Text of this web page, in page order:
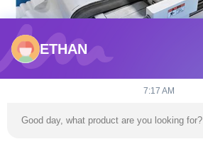
ETHAN
7:17 AM
Good day, what product are you looking for?